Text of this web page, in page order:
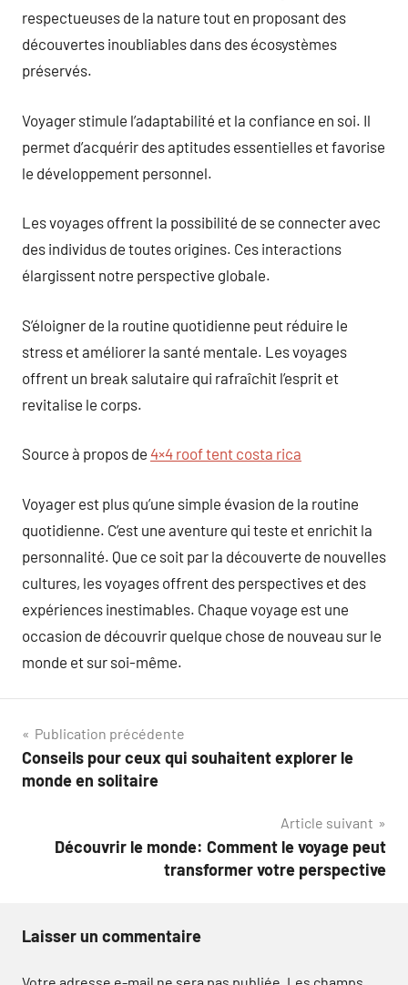
respectueuses de la nature tout en proposant des
découvertes inoubliables dans des écosystèmes
préservés.
Voyager stimule l’adaptabilité et la confiance en soi. Il
permet d’acquérir des aptitudes essentielles et favorise
le développement personnel.
Les voyages offrent la possibilité de se connecter avec
des individus de toutes origines. Ces interactions
élargissent notre perspective globale.
S’éloigner de la routine quotidienne peut réduire le
stress et améliorer la santé mentale. Les voyages
offrent un break salutaire qui rafraîchit l’esprit et
revitalise le corps.
Source à propos de 4×4 roof tent costa rica
Voyager est plus qu’une simple évasion de la routine
quotidienne. C’est une aventure qui teste et enrichit la
personnalité. Que ce soit par la découverte de nouvelles
cultures, les voyages offrent des perspectives et des
expériences inestimables. Chaque voyage est une
occasion de découvrir quelque chose de nouveau sur le
monde et sur soi-même.
Navigation
de
Publication précédente
Conseils pour ceux qui souhaitent explorer le
monde en solitaire
Article suivant
Découvrir le monde: Comment le voyage peut
transformer votre perspective
Laisser un commentaire